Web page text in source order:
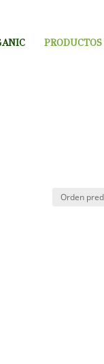
PRODUCTOS